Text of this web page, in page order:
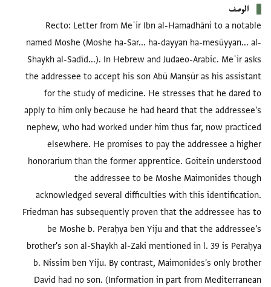
الوصف
Recto: Letter from Meʾir Ibn al-Hamadhāni to a notable
named Moshe (Moshe ha-Sar... ha-dayyan ha-mesūyyan... al-
Shaykh al-Sadīd...). In Hebrew and Judaeo-Arabic. Meʾir asks
the addressee to accept his son Abū Manṣūr as his assistant
for the study of medicine. He stresses that he dared to
apply to him only because he had heard that the addressee's
nephew, who had worked under him thus far, now practiced
elsewhere. He promises to pay the addressee a higher
honorarium than the former apprentice. Goitein understood
the addressee to be Moshe Maimonides though
acknowledged several difficulties with this identification.
Friedman has subsequently proven that the addressee has to
be Moshe b. Peraḥya ben Yiju and that the addressee's
brother's son al-Shaykh al-Zaki mentioned in l. 39 is Peraḥya
b. Nissim ben Yiju. By contrast, Maimonides's only brother
David had no son. (Information in part from Mediterranean